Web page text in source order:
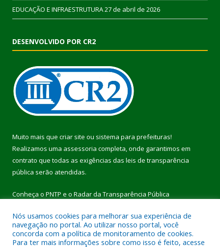
EDUCAÇÃO E INFRAESTRUTURA27 de abril de 2026
DESENVOLVIDO POR CR2
Muito mais que criar site ou sistema para prefeituras!
Realizamos uma assessoria completa, onde garantimos em
contrato que todas as exigências das leis de transparência
pública serão atendidas.
Conheça o PNTP e o Radar da Transparência Pública
Nós usamos cookies para melhorar sua experiência de
navegação no portal. Ao utilizar nosso portal, você
concorda com a política de monitoramento de cookies.
Para ter mais informações sobre como isso é feito, acesse